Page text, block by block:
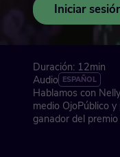
Iniciar
Duración: 12min
Audio ESPAÑOL
Hablamos con
medio OjoPúblico
ganador del
periodismo en